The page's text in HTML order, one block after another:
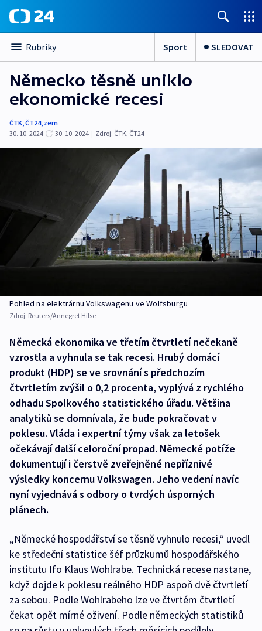
Rubriky Sport SLEDOVAT
Německo těsně uniklo
ekonomické recesi
ČTK,ČT24, zem
30. 10. 2024
30. 10. 2024 | Zdroj: ČTK, ČT24
Pohled na elektrárnu Volkswagenu ve Wolfsburgu
Zdroj: Reuters/Annegret Hilse
Německá ekonomika ve třetím čtvrtletí nečekaně
vzrostla a vyhnula se tak recesi. Hrubý domácí
produkt (HDP) se ve srovnání s předchozím
čtvrtletím zvýšil o 0,2 procenta, vyplývá z rychlého
odhadu Spolkového statistického úřadu. Většina
analytiků se domnívala, že bude pokračovat v
poklesu. Vláda i expertní týmy však za letošek
očekávají další celoroční propad. Německé potíže
dokumentují i čerstvě zveřejněné nepříznivé
výsledky koncernu Volkswagen. Jeho vedení navíc
nyní vyjednává s odbory o tvrdých úsporných
plánech.
„Německé hospodářství se těsně vyhnulo recesi,“ uvedl
ke středeční statistice šéf průzkumů hospodářského
institutu Ifo Klaus Wohlrabe. Technická recese nastane,
když dojde k poklesu reálného HDP aspoň dvě čtvrtletí
za sebou. Podle Wohlrabeho lze ve čtvrtém čtvrtletí
čekat opět mírné oživení. Podle německých statistiků